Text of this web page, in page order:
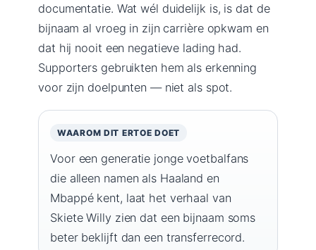
documentatie. Wat wél duidelijk is, is dat de
bijnaam al vroeg in zijn carrière opkwam en
dat hij nooit een negatieve lading had.
Supporters gebruikten hem als erkenning
voor zijn doelpunten — niet als spot.
WAAROM DIT ERTOE DOET
Voor een generatie jonge voetbalfans
die alleen namen als Haaland en
Mbappé kent, laat het verhaal van
Skiete Willy zien dat een bijnaam soms
beter beklijft dan een transferrecord.